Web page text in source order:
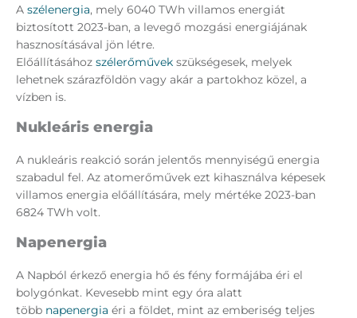
A szélenergia, mely 6040 TWh villamos energiát
biztosított 2023-ban, a levegő mozgási energiájának
hasznosításával jön létre.
Előállításához szélerőművek szükségesek, melyek
lehetnek szárazföldön vagy akár a partokhoz közel, a
vízben is.
Nukleáris energia
A nukleáris reakció során jelentős mennyiségű energia
szabadul fel. Az atomerőművek ezt kihasználva képesek
villamos energia előállítására, mely mértéke 2023-ban
6824 TWh volt.
Napenergia
A Napból érkező energia hő és fény formájába éri el
bolygónkat. Kevesebb mint egy óra alatt
több napenergia éri a földet, mint az emberiség teljes